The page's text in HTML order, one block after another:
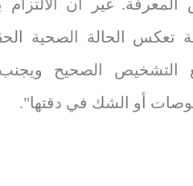
المعرفة. غير أن
تعكس الحالة الصحية
التشخيص الصحيح
أو الشك في دقتها".